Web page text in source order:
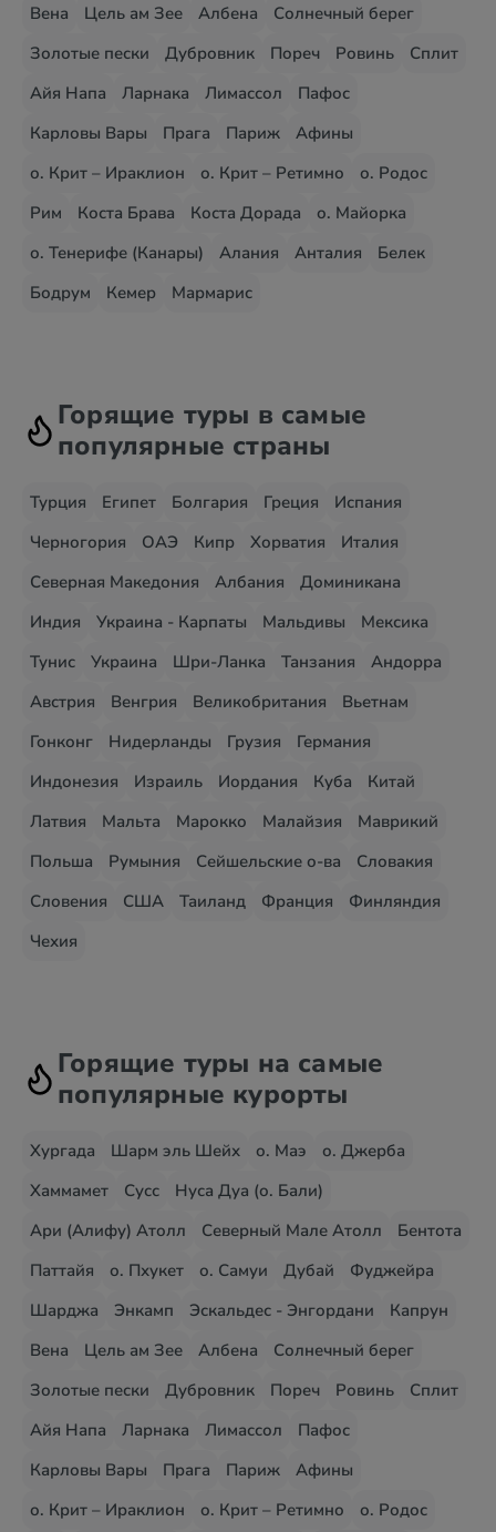
Вена
Цель ам Зее Албена
Солнечный берег
Золотые пески
Дубровник Пореч Ровинь
Сплит
Айя Напа
Ларнака Лимассол
Пафос
Карловы Вары
Прага Париж
Афины
о. Крит – Ираклион
о. Крит – Ретимно
о. Родос
Рим
Коста Брава Коста Дорада
о. Майорка
о. Тенерифе (Канары)
Алания Анталия
Белек
Бодрум
Кемер Мармарис
Горящие туры в самые
популярные страны
Турция Египет Болгария Греция
Испания
Черногория
ОАЭ Кипр Хорватия
Италия
Северная Македония
Албания
Доминикана
Индия
Украина - Карпаты Мальдивы
Мексика
Тунис
Украина Шри-Ланка Танзания
Андорра
Австрия
Венгрия Великобритания
Вьетнам
Гонконг
Нидерланды Грузия
Германия
Индонезия
Израиль Иордания Куба
Китай
Латвия
Мальта Марокко Малайзия
Маврикий
Польша
Румыния Сейшельские о-ва
Словакия
Словения
США Таиланд Франция
Финляндия
Чехия
Горящие туры на самые
популярные курорты
Хургада Шарм эль Шейх о. Маэ
о. Джерба
Хаммамет
Сусс
Нуса Дуа (о. Бали)
Ари (Алифу) Атолл
Северный Мале Атолл
Бентота
Паттайя
о. Пхукет о. Самуи Дубай
Фуджейра
Шарджа
Энкамп Эскальдес - Энгордани
Капрун
Вена
Цель ам Зее Албена
Солнечный берег
Золотые пески
Дубровник Пореч Ровинь
Сплит
Айя Напа
Ларнака Лимассол
Пафос
Карловы Вары
Прага Париж
Афины
о. Крит – Ираклион
о. Крит – Ретимно
о. Родос